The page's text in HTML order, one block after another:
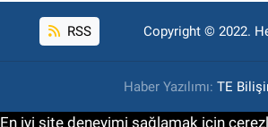
RSS Copyright © 2022.
Haber Yazılımı: TE
En iyi site deneyimi sağlamak için